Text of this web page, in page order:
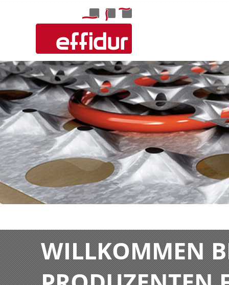
WILLKOMMEN